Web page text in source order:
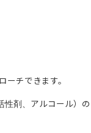
ーチできます。
剤、アルコール）